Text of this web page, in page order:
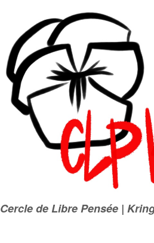
contenu
Cercle de Libre Pensée |